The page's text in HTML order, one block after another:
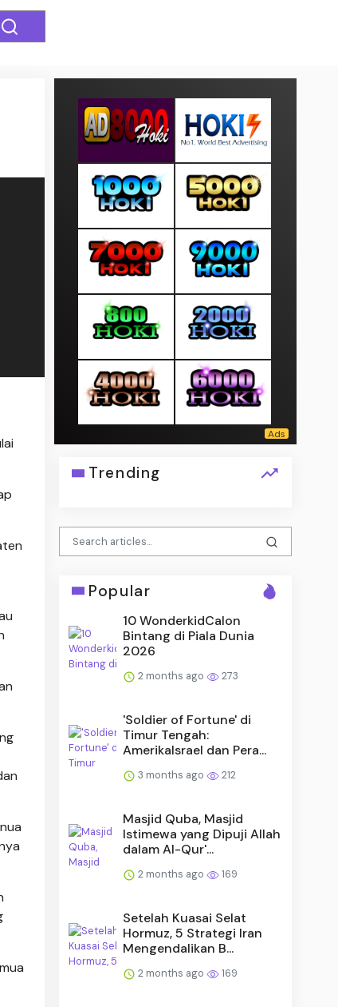
Trending
Popular
10 WonderkidCalon
Bintang di Piala Dunia
2026
2 months ago 273
'Soldier of Fortune' di
Timur Tengah:
AmerikaIsrael dan Pera...
3 months ago 212
Masjid Quba, Masjid
Istimewa yang Dipuji Allah
dalam Al-Qur'...
2 months ago 169
Setelah Kuasai Selat
Hormuz, 5 Strategi Iran
Mengendalikan B...
2 months ago 169